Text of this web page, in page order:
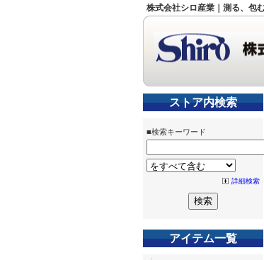
株式会社シロ産業｜測る、包
ストア内検索
■検索キーワード
詳細検索
アイテム一覧